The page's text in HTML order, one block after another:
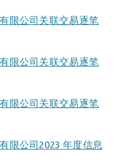
限公司关联交易逐笔
限公司关联交易逐笔
限公司关联交易逐笔
限公司2023 年度信息